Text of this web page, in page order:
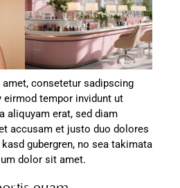
consetetur sadipscing
eirmod tempor invidunt ut
aliquyam erat, sed diam
accusam et justo duo dolores
gubergren, no sea takimata
dolor sit amet.